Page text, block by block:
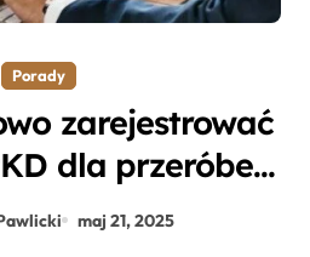
Porady
zarejestrować
dla przeróbek
błędów?
maj 21, 2025